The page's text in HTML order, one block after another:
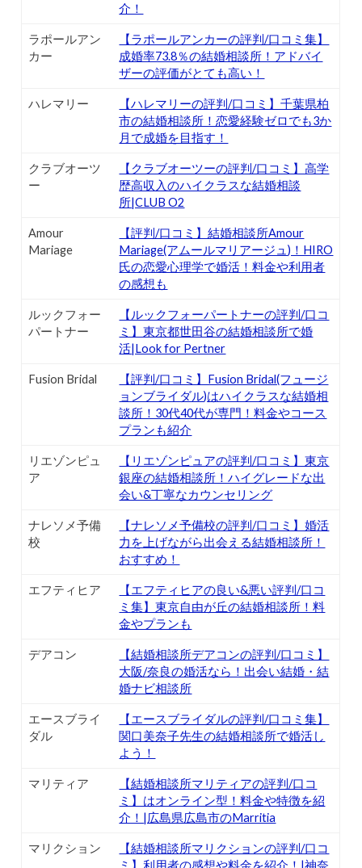
介！
ラポールアン
カー
【ラポールアンカーの評判/口コミ集】
成婚率73.8％の結婚相談所！アドバイ
ザーの評価がとても高い！
ハレマリー
【ハレマリーの評判/口コミ】千葉県柏
市の結婚相談所！恋愛経験ゼロでも3か
月で成婚を目指す！
クラブオーツ
ー
【クラブオーツーの評判/口コミ】高学
歴高収入のハイクラスな結婚相談
所|CLUB O2
Amour
Mariage
【評判/口コミ】結婚相談所Amour
Mariage(アムールマリアージュ)！HIRO
氏の恋愛心理学で婚活！料金や利用者
の感想も
ルックフォー
パートナー
【ルックフォーパートナーの評判/口コ
ミ】東京都世田谷の結婚相談所で婚
活|Look for Pertner
Fusion Bridal
【評判/口コミ】Fusion Bridal(フュージ
ョンブライダル)はハイクラスな結婚相
談所！30代40代が専門！料金やコース
プランも紹介
リエゾンピュ
ア
【リエゾンピュアの評判/口コミ】東京
銀座の結婚相談所！ハイグレードな出
会い&丁寧なカウンセリング
ナレソメ予備
校
【ナレソメ予備校の評判/口コミ】婚活
力を上げながら出会える結婚相談所！
おすすめ！
エフティヒア
【エフティヒアの良い&悪い評判/口コ
ミ集】東京自由が丘の結婚相談所！料
金やプランも
デアコン
【結婚相談所デアコンの評判/口コミ】
大阪/奈良の婚活なら！出会い結婚・結
婚ナビ相談所
エースブライ
ダル
【エースブライダルの評判/口コミ集】
関口美奈子先生の結婚相談所で婚活し
よう！
マリティア
【結婚相談所マリティアの評判/口コ
ミ】はオンライン型！料金や特徴を紹
介！|広島県広島市のMarritia
マリクション
【結婚相談所マリクションの評判/口コ
ミ】利用者の感想や料金を紹介！|神奈